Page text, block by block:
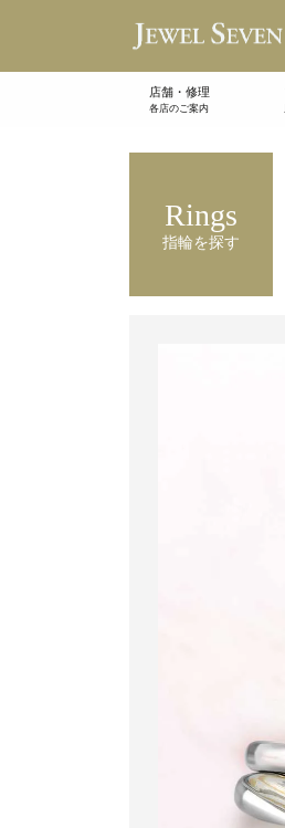
店舗・修理
各店のご案内
Rings
指輪を探す